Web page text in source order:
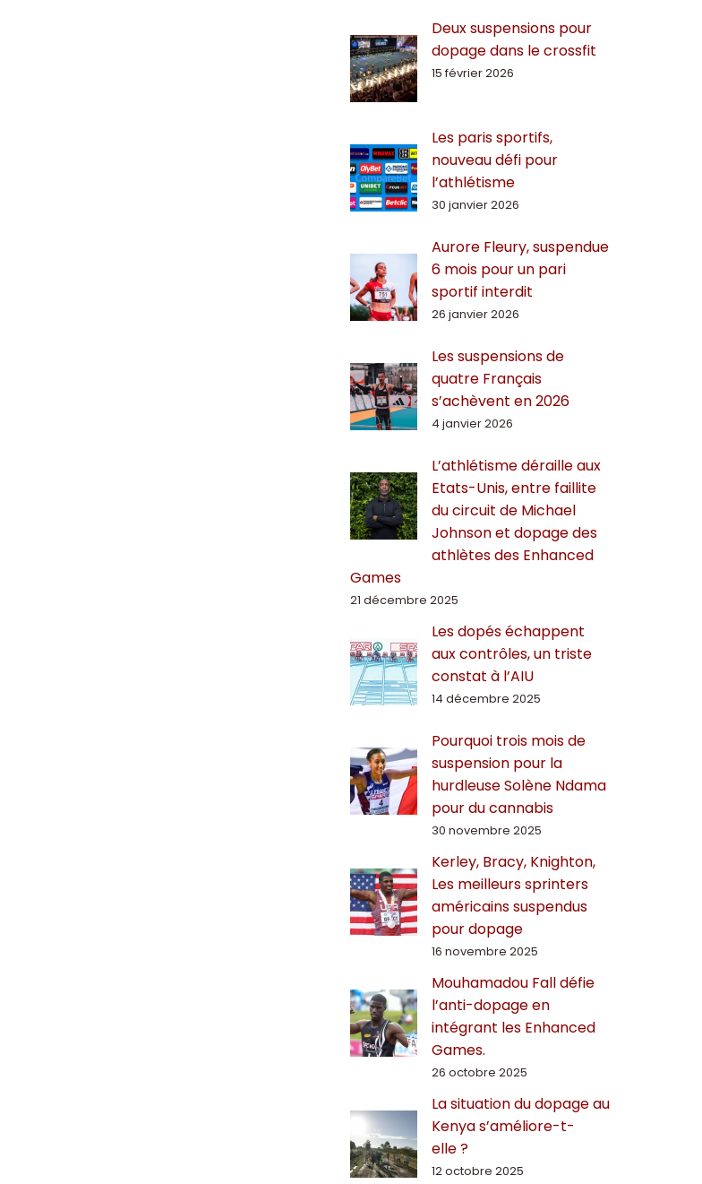
Deux suspensions pour
dopage dans le crossfit
15 février 2026
Les paris sportifs,
nouveau défi pour
l’athlétisme
30 janvier 2026
Aurore Fleury, suspendue
6 mois pour un pari
sportif interdit
26 janvier 2026
Les suspensions de
quatre Français
s’achèvent en 2026
4 janvier 2026
L’athlétisme déraille aux
Etats-Unis, entre faillite
du circuit de Michael
Johnson et dopage des
athlètes des Enhanced
Games
21 décembre 2025
Les dopés échappent
aux contrôles, un triste
constat à l’AIU
14 décembre 2025
Pourquoi trois mois de
suspension pour la
hurdleuse Solène Ndama
pour du cannabis
30 novembre 2025
Kerley, Bracy, Knighton,
Les meilleurs sprinters
américains suspendus
pour dopage
16 novembre 2025
Mouhamadou Fall défie
l’anti-dopage en
intégrant les Enhanced
Games.
26 octobre 2025
La situation du dopage au
Kenya s’améliore-t-
elle ?
12 octobre 2025